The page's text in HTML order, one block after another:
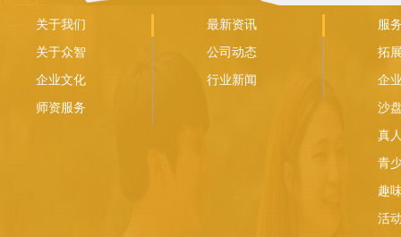
关于我们
关于众智
企业文化
师资服务
最新资讯
公司动态
行业新闻
服
拓
企
沙
真
青
趣
活